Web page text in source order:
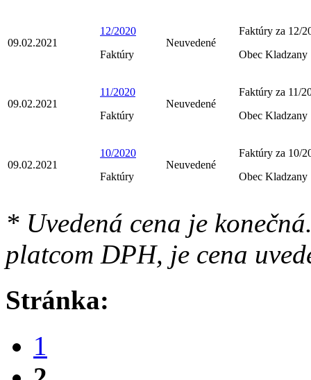
09.02.2021
12/2020
Faktúry
Neuvedené
Faktúry za 12/
Obec Kladzany
09.02.2021
11/2020
Faktúry
Neuvedené
Faktúry za 11/
Obec Kladzany
09.02.2021
10/2020
Faktúry
Neuvedené
Faktúry za 10/
Obec Kladzany
* Uvedená cena je
platcom DPH, je cena
Stránka:
1